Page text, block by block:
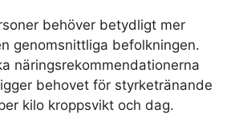
behöver betydligt mer
genomsnittliga befolkningen.
näringsrekommendationerna
behovet för styrketränande
kilo kroppsvikt och dag.